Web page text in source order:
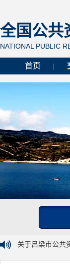
全国公共
NATIONAL PUBLIC
首页
关于吕梁市公共